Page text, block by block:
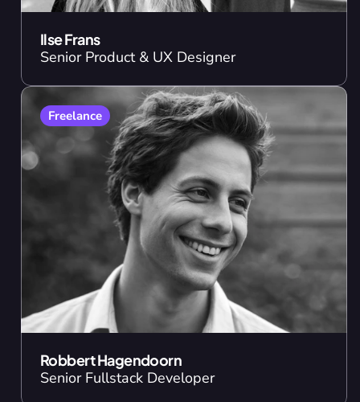
Ilse Frans
Senior Product & UX Designer
Freelance
Robbert Hagendoorn
Senior Fullstack Developer